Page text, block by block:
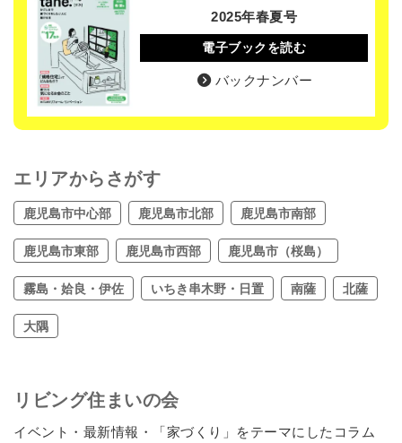
2025年春夏号
電子ブックを読む
バックナンバー
エリアからさがす
鹿児島市中心部 鹿児島市北部 鹿児島市南部
鹿児島市東部 鹿児島市西部 鹿児島市（桜島）
霧島・姶良・伊佐 いちき串木野・日置 南薩 北薩
大隅
リビング住まいの会
イベント・最新情報・「家づくり」をテーマにしたコラム